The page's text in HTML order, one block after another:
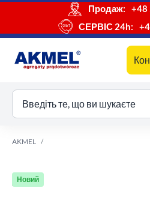
Продаж:
+48
СЕРВІС 24h:
кошик
Введіть те, що ви шукаєте
AKMEL
Новий